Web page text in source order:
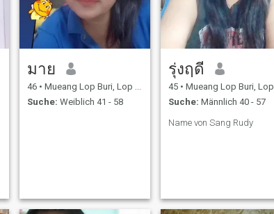
มาย
46 • Mueang Lop Buri, Lop Buri, Thailand
Suche: Weiblich 41 - 58
รุ่งฤดี
45 • Mueang Lop Buri, Lop Buri, Thailand
Suche: Männlich 40 - 57
Name von Sang Rudy